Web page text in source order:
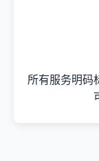
所有服务明码